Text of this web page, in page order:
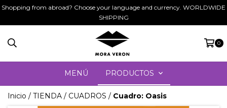
Shopping from abroad? Choose your language and currency. WORLDWIDE
SHIPPING
0
MENÚ PRODUCTOS
Inicio / TIENDA / CUADROS / Cuadro: Oasis